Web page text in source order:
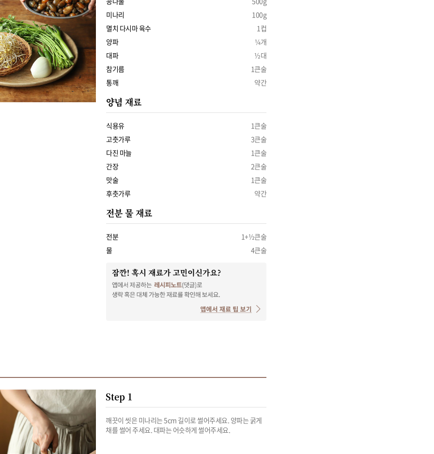
미나리
100g
멸치 다시마 육수
1컵
양파
¼개
대파
½대
참기름
1큰술
통깨
약간
양념 재료
식용유
1큰술
고춧가루
3큰술
다진 마늘
1큰술
간장
2큰술
맛술
1큰술
후춧가루
약간
전분 물 재료
전분
1+½큰술
물
4큰술
Step 1
깨끗이 씻은 미나리는 5cm 길이로 썰어주세요. 양파는 굵게
채를 썰어 주세요. 대파는 어슷하게 썰어주세요.